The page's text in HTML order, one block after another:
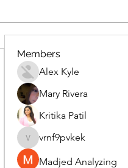
Members
Alex Kyle
Mary Rivera
Kritika Patil
vrnf9pvkek
vrnf9pvkek
Madjed Analyzing